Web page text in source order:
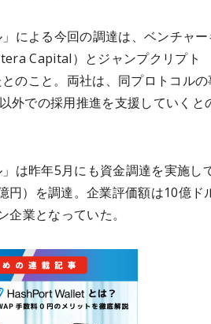
による今回の調達は、ベンチャ
Capital）とジャンプクリプト
のこと。両社は、同プロトコル
外での採用推進を支援していくと
は昨年5月にも資金調達を実施し
円）を調達。企業評価額は10億ド
企業となっていた。